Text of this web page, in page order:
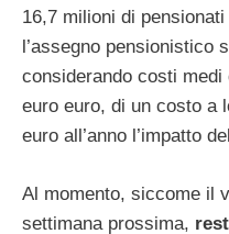
16,7 milioni di
l’assegno pensionistico
considerando costi
euro euro, di un costo a
euro all’anno l’impatto
Al momento, siccome il
settimana prossima,